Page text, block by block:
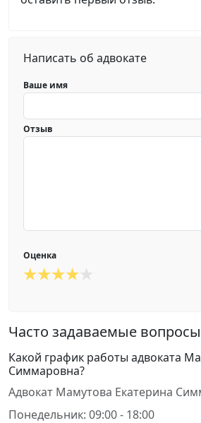
Написать об адвокате
Ваше имя
Отзыв
Оценка
Часто задаваемые вопросы
Какой график работы адвоката
Симмаровна?
Адвокат Мамутова Екатерина
Понедельник: 09:00 - 18:00